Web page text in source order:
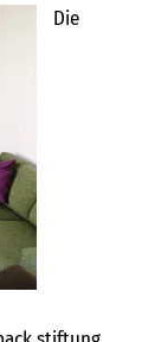
Die